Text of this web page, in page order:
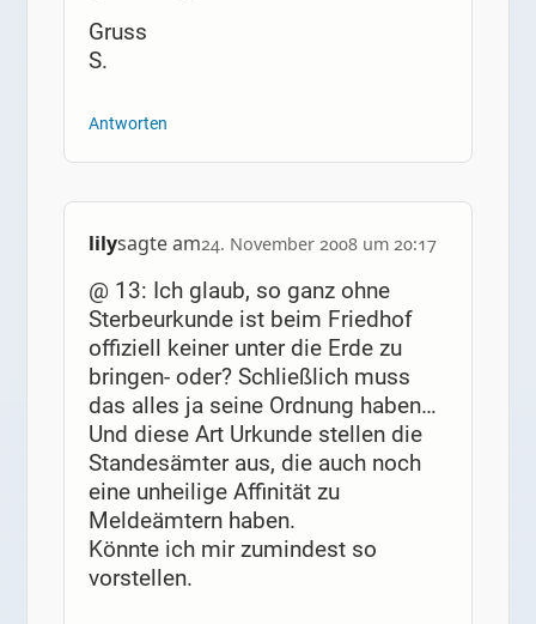
Gruss
S.
Antworten
lilysagte am24. November 2008 um 20:17
@ 13: Ich glaub, so ganz ohne
Sterbeurkunde ist beim Friedhof
offiziell keiner unter die Erde zu
bringen- oder? Schließlich muss
das alles ja seine Ordnung haben…
Und diese Art Urkunde stellen die
Standesämter aus, die auch noch
eine unheilige Affinität zu
Meldeämtern haben.
Könnte ich mir zumindest so
vorstellen.